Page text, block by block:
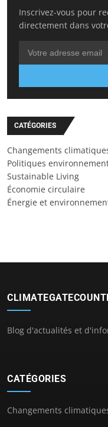
Inscrivez-vous pour
directement dans
CATÉGORIES
Changements
Politiques
Sustainable Living
Économie circulaire
Énergie et
Blog d'actualités et
CATÉGORIES
Changements